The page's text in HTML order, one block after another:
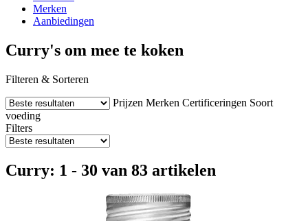
Merken
Aanbiedingen
Curry's om mee te koken
Filteren & Sorteren
Prijzen Merken Certificeringen Soort
voeding
Filters
Curry: 1 - 30 van 83 artikelen